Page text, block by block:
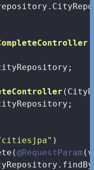
)
@RequestParam